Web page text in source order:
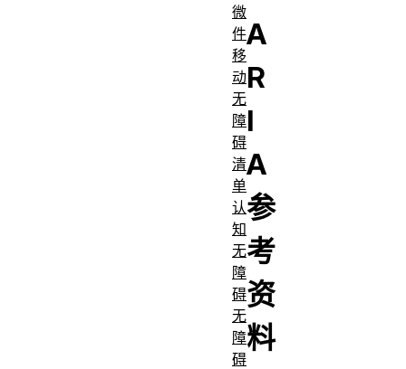
A
R
I
A
参
考
资
料
微
件
移
动
无
障
碍
清
单
认
知
无
障
碍
无
障
碍